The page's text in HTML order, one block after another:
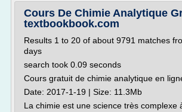
Cours De Chimie Analytique
textbookbook.com
Results 1 to 20 of about 9791 matches
days
search took 0.09 seconds
Cours gratuit de chimie analytique en
Date: 2017-1-19 | Size: 11.3Mb
La chimie est une science très complexe